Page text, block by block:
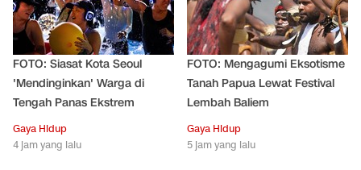
FOTO: Siasat Kota Seoul
'Mendinginkan' Warga di
Tengah Panas Ekstrem
Gaya Hidup
4 jam yang lalu
FOTO: Mengagumi Eksotisme
Tanah Papua Lewat Festival
Lembah Baliem
Gaya Hidup
5 jam yang lalu